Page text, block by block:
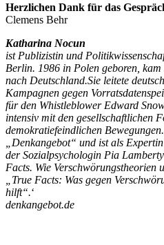
Herzlichen Dank für das
Clemens Behr
Katharina Nocun
ist Publizistin und
Berlin. 1986 in Polen geboren,
nach Deutschland.Sie leitete
Kampagnen gegen
für den Whistleblower Edward
intensiv mit den gesellschaftlichen
demokratiefeindlichen
„Denkangebot“ und ist als
der Sozialpsychologin Pia
Facts. Wie Verschwörungstheorien
„True Facts: Was gegen
hilft“.‘
denkangebot.de